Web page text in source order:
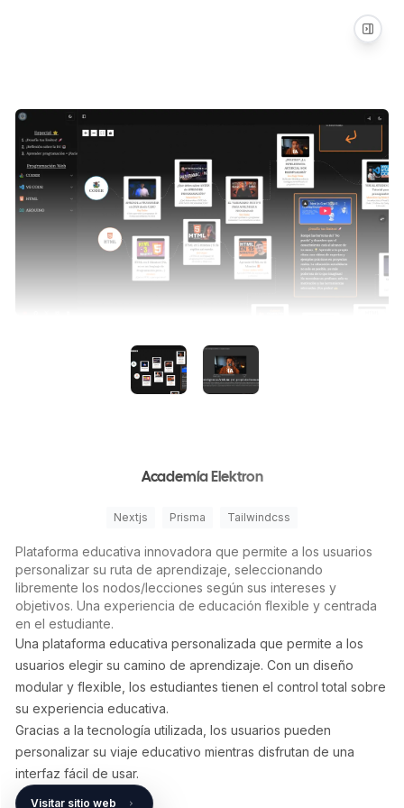
Academía Elektron
Nextjs Prisma Tailwindcss
Plataforma educativa innovadora que permite a los usuarios
personalizar su ruta de aprendizaje, seleccionando
libremente los nodos/lecciones según sus intereses y
objetivos. Una experiencia de educación flexible y centrada
en el estudiante.
Una plataforma educativa personalizada que permite a los
usuarios elegir su camino de aprendizaje. Con un diseño
modular y flexible, los estudiantes tienen el control total sobre
su experiencia educativa.
Gracias a la tecnología utilizada, los usuarios pueden
personalizar su viaje educativo mientras disfrutan de una
interfaz fácil de usar.
Visitar sitio web